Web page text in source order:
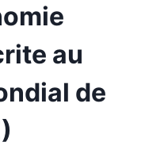
au
de